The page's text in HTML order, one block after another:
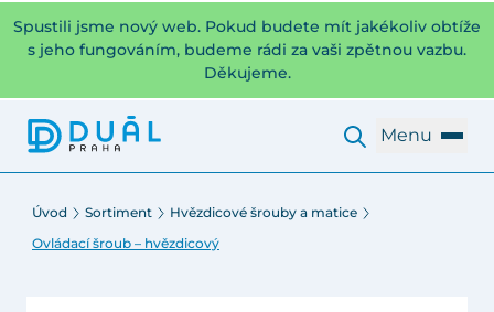
Spustili jsme nový web. Pokud budete mít jakékoliv obtíže
s jeho fungováním, budeme rádi za vaši zpětnou vazbu.
Děkujeme.
Menu
Úvod Sortiment
Hvězdicové šrouby a matice
Ovládací šroub – hvězdicový